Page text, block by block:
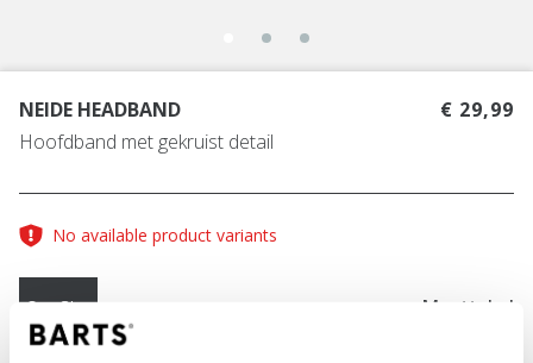
NEIDE HEADBAND
Hoofdband met gekruist detail
€ 29,99
No available product variants
One Size Maattabel